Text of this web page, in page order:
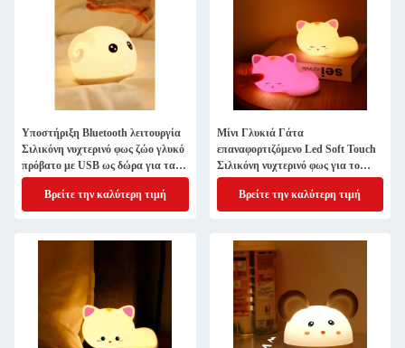
Υποστήριξη Bluetooth λειτουργία
Σιλικόνη νυχτερινό φως ζώο γλυκό
πρόβατο με USB ως δώρα για τα
παιδιά
Βρείτε την καλύτερη τιμή
Μίνι Γλυκιά Γάτα
επαναφορτιζόμενο Led Soft Touch
Σιλικόνη νυχτερινό φως για το
παιδικό δωμάτιο
Βρείτε την καλύτερη τιμή